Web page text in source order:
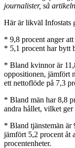
journalister, så
Här är likväl Infostats
* 9,8 procent anger
* 5,1 procent har bytt
* Bland kvinnor är
oppositionen, jämfört
ett nettoflöde på 7,3
* Bland män har 8,8
andra hållet, vilket ger
* Bland tjänstemän är
jämfört 5,2 procent åt
procentenheter.